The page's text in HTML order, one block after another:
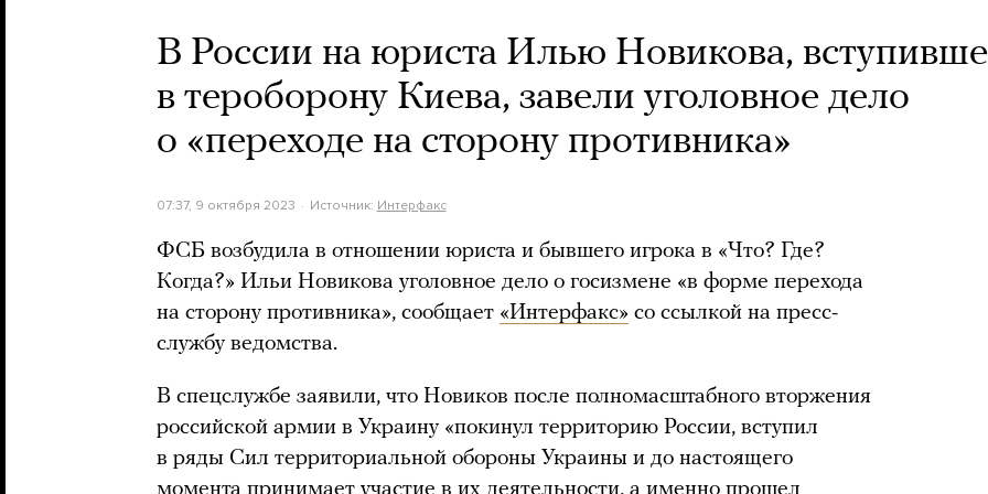
В России на юриста Илью Новикова,
в тероборону Киева, завели уголовное дело
о «переходе на сторону противника»
07:37, 9 октября 2023 Источник: Интерфакс
ФСБ возбудила в отношении юриста и бывшего игрока в «Что? Где?
Когда?» Ильи Новикова уголовное дело о госизмене «в форме перехода
на сторону противника», сообщает «Интерфакс» со ссылкой на пресс-
службу ведомства.
В спецслужбе заявили, что Новиков после полномасштабного вторжения
российской армии в Украину «покинул территорию России, вступил
в ряды Сил территориальной обороны Украины и до настоящего
момента принимает участие в их деятельности, а именно прошел